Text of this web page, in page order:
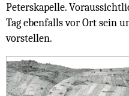
Peterskapelle.
Tag ebenfalls vor Ort sein
vorstellen.